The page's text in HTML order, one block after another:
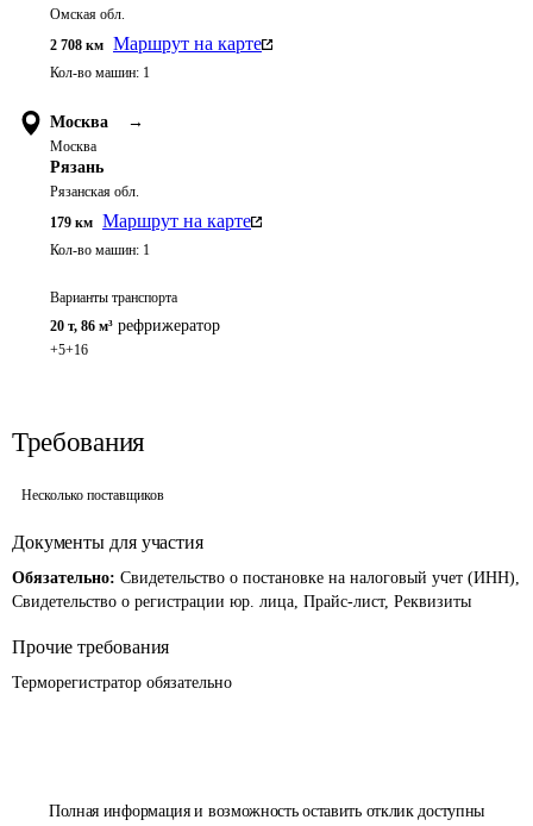
Полная информация и возможность оставить отклик доступны
Омская обл.
2 708 км Маршрут на карте
Кол-во машин: 1
Москва →
Москва
Рязань
Рязанская обл.
179 км Маршрут на карте
Кол-во машин: 1
Варианты транспорта
20 т, 86 м³ рефрижератор
+5+16
Требования
Несколько поставщиков
Документы для участия
Обязательно: Свидетельство о постановке на налоговый учет (ИНН),
Свидетельство о регистрации юр. лица, Прайс-лист, Реквизиты
Прочие требования
Терморегистратор обязательно